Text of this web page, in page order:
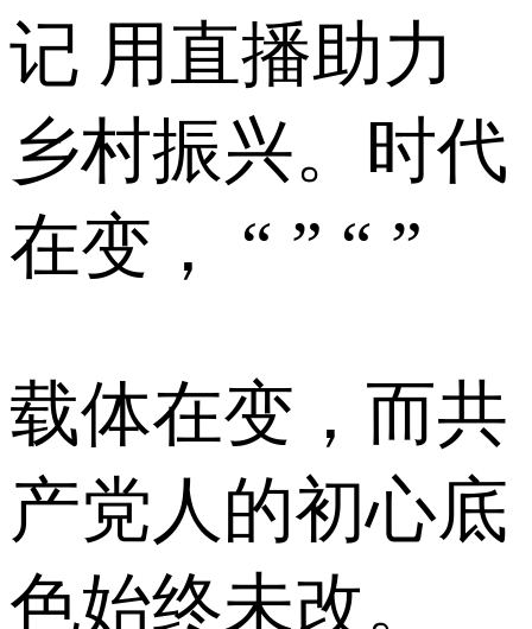
记 用直播助力
乡村振兴。时代
在变， “ ” “ ”
载体在变，而共
产党人的初心底
色始终未改。